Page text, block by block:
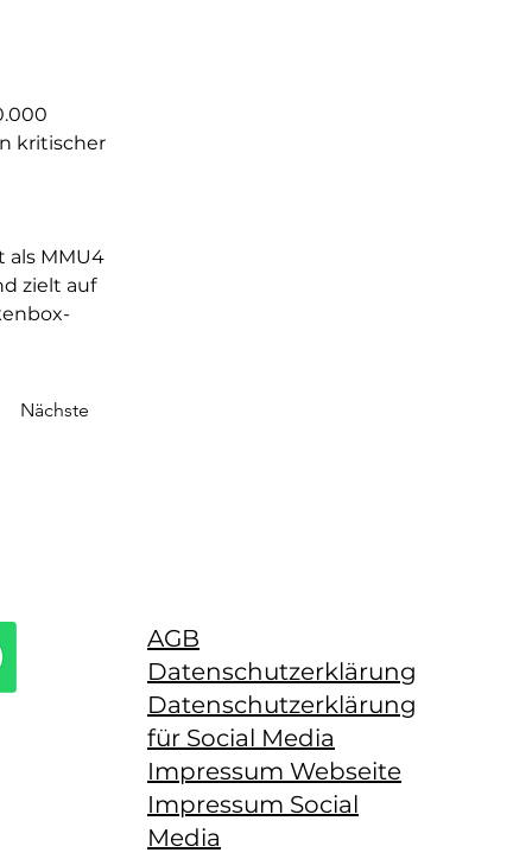
kritischer
als MMU4
zielt auf
Nächste
AGB
Datenschutzerklärung
Datenschutzerklärung
für Social Media
Impressum Webseite
Impressum Social
Media